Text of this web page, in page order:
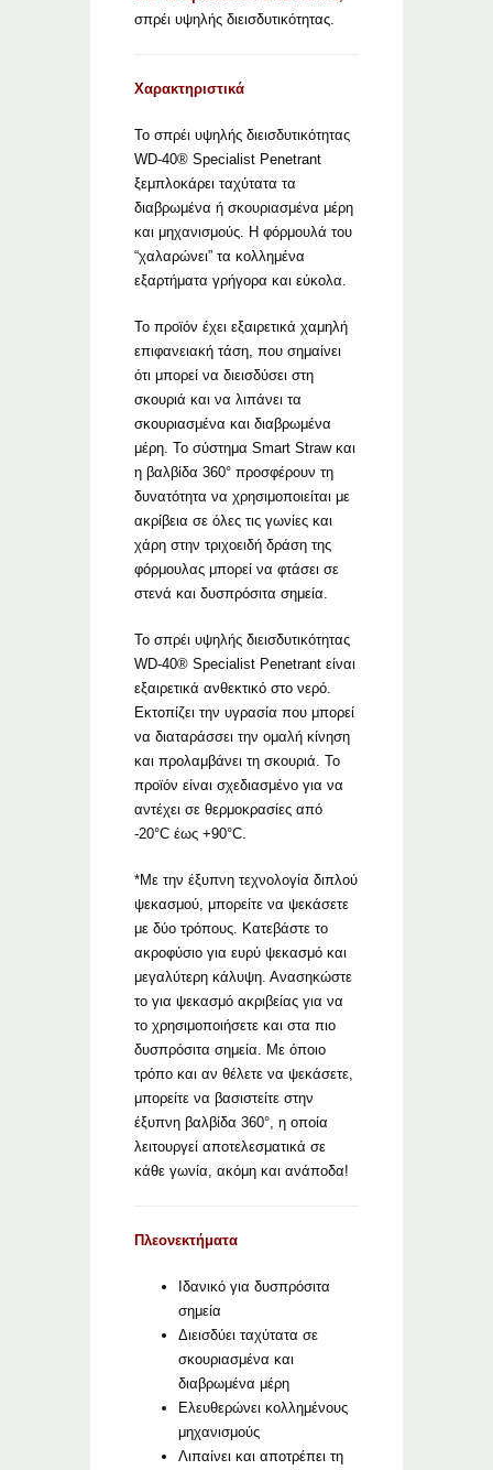
σπρέι υψηλής διεισδυτικότητας.
Χαρακτηριστικά
Το σπρέι υψηλής διεισδυτικότητας
WD-40® Specialist Penetrant
ξεμπλοκάρει ταχύτατα τα
διαβρωμένα ή σκουριασμένα μέρη
και μηχανισμούς. Η φόρμουλά του
“χαλαρώνει” τα κολλημένα
εξαρτήματα γρήγορα και εύκολα.
Το προϊόν έχει εξαιρετικά χαμηλή
επιφανειακή τάση, που σημαίνει
ότι μπορεί να διεισδύσει στη
σκουριά και να λιπάνει τα
σκουριασμένα και διαβρωμένα
μέρη. Το σύστημα Smart Straw και
η βαλβίδα 360° προσφέρουν τη
δυνατότητα να χρησιμοποιείται με
ακρίβεια σε όλες τις γωνίες και
χάρη στην τριχοειδή δράση της
φόρμουλας μπορεί να φτάσει σε
στενά και δυσπρόσιτα σημεία.
Το σπρέι υψηλής διεισδυτικότητας
WD-40® Specialist Penetrant είναι
εξαιρετικά ανθεκτικό στο νερό.
Εκτοπίζει την υγρασία που μπορεί
να διαταράσσει την ομαλή κίνηση
και προλαμβάνει τη σκουριά. Το
προϊόν είναι σχεδιασμένο για να
αντέχει σε θερμοκρασίες από
-20°C έως +90°C.
*Με την έξυπνη τεχνολογία διπλού
ψεκασμού, μπορείτε να ψεκάσετε
με δύο τρόπους. Κατεβάστε το
ακροφύσιο για ευρύ ψεκασμό και
μεγαλύτερη κάλυψη. Ανασηκώστε
το για ψεκασμό ακριβείας για να
το χρησιμοποιήσετε και στα πιο
δυσπρόσιτα σημεία. Με όποιο
τρόπο και αν θέλετε να ψεκάσετε,
μπορείτε να βασιστείτε στην
έξυπνη βαλβίδα 360°, η οποία
λειτουργεί αποτελεσματικά σε
κάθε γωνία, ακόμη και ανάποδα!
Πλεονεκτήματα
Ιδανικό για δυσπρόσιτα
σημεία
Διεισδύει ταχύτατα σε
σκουριασμένα και
διαβρωμένα μέρη
Ελευθερώνει κολλημένους
μηχανισμούς
Λιπαίνει και αποτρέπει τη